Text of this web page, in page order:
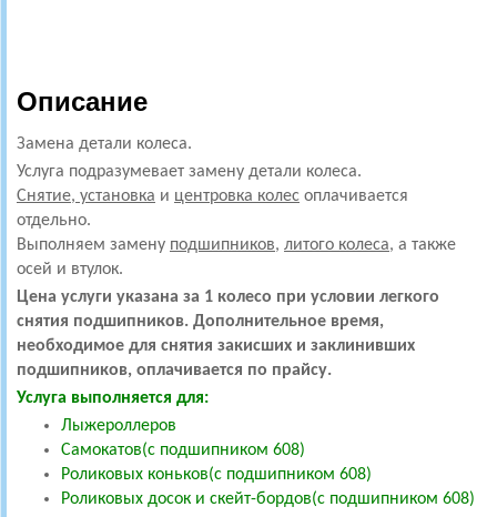
Описание
Замена детали колеса.
Услуга подразумевает замену детали колеса.
Снятие, установка и центровка колес оплачивается
отдельно.
Выполняем замену подшипников, литого колеса, а также
осей и втулок.
Цена услуги указана за 1 колесо при условии легкого
снятия подшипников. Дополнительное время,
необходимое для снятия закисших и заклинивших
подшипников, оплачивается по прайсу.
Услуга выполняется для:
Лыжероллеров
Самокатов(с подшипником 608)
Роликовых коньков(с подшипником 608)
Роликовых досок и скейт-бордов(с подшипником 608)